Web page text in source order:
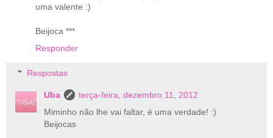
uma valente :)
Beijoca ***
Responder
Respostas
Uba
terça-feira, dezembro 11, 2012
Miminho não lhe vai faltar, é uma verdade! :)
Beijocas